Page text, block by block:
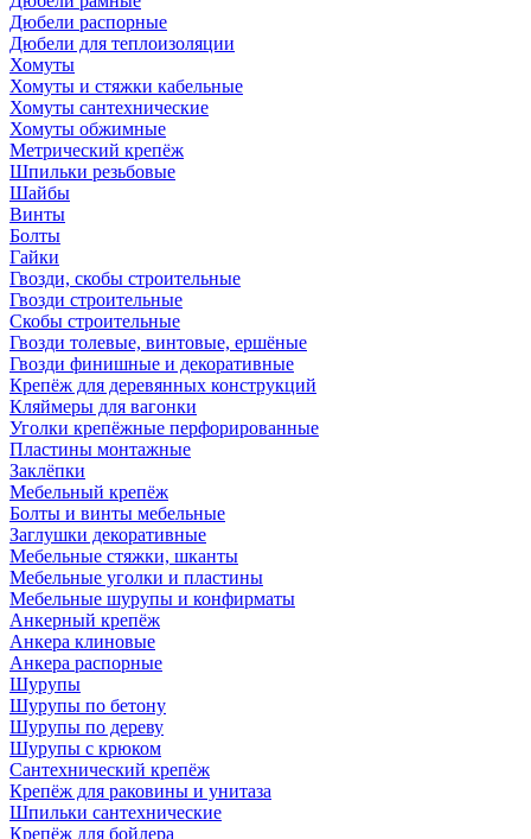
Дюбели распорные
Дюбели для теплоизоляции
Хомуты
Хомуты и стяжки кабельные
Хомуты сантехнические
Хомуты обжимные
Метрический крепёж
Шпильки резьбовые
Шайбы
Винты
Болты
Гайки
Гвозди, скобы строительные
Гвозди строительные
Скобы строительные
Гвозди толевые, винтовые, ершёные
Гвозди финишные и декоративные
Крепёж для деревянных конструкций
Кляймеры для вагонки
Уголки крепёжные перфорированные
Пластины монтажные
Заклёпки
Мебельный крепёж
Болты и винты мебельные
Заглушки декоративные
Мебельные стяжки, шканты
Мебельные уголки и пластины
Мебельные шурупы и конфирматы
Анкерный крепёж
Анкера клиновые
Анкера распорные
Шурупы
Шурупы по бетону
Шурупы по дереву
Шурупы с крюком
Сантехнический крепёж
Крепёж для раковины и унитаза
Шпильки сантехнические
Крепёж для бойлера